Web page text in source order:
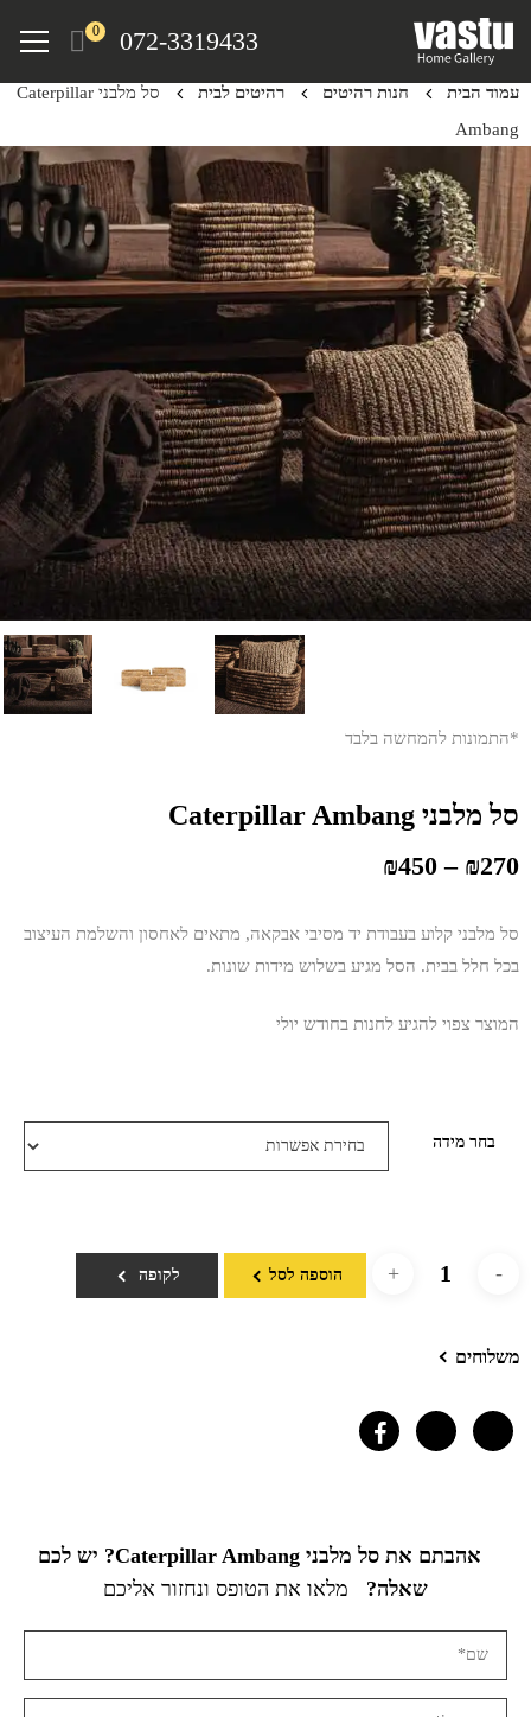
072-3319433
0
Menu
עמוד הבית חנות רהיטים רהיטים לבית
סל מלבני Caterpillar
Ambang
*התמונות להמחשה בלבד
סל מלבני Caterpillar Ambang
₪270
–
₪450
סל מלבני קלוע בעבודת יד מסיבי אבקאה, מתאים לאחסון והשלמת העיצוב
בכל חלל בבית. הסל מגיע בשלוש מידות שונות.
המוצר צפוי להגיע לחנות בחודש יולי
בחר מידה
הוספה לסל לקופה
משלוחים
אהבתם את סל מלבני Caterpillar Ambang? יש לכם
שאלה?
מלאו את הטופס ונחזור אליכם